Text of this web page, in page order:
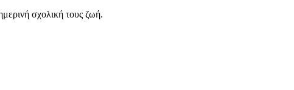
σχολική τους ζωή.